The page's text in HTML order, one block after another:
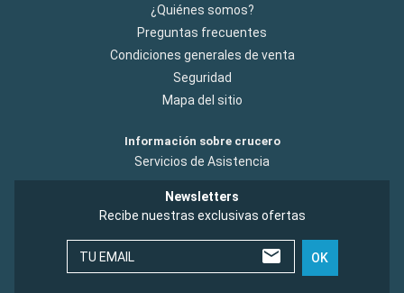
¿Quiénes somos?
Preguntas frecuentes
Condiciones generales de venta
Seguridad
Mapa del sitio
Información sobre crucero
Servicios de Asistencia
Newsletters
Recibe nuestras exclusivas ofertas
TU EMAIL OK